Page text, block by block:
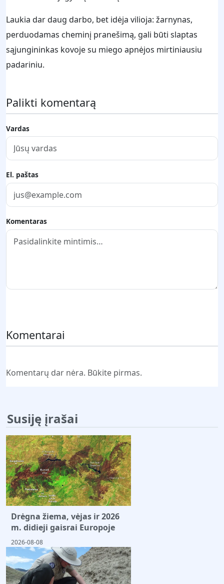
Laukia dar daug darbo, bet idėja vilioja: žarnynas,
perduodamas cheminį pranešimą, gali būti slaptas
sąjungininkas kovoje su miego apnėjos mirtiniausiu
padariniu.
Palikti komentarą
Vardas
El. paštas
Komentaras
Komentarai
Komentarų dar nėra. Būkite pirmas.
Susiję įrašai
Drėgna žiema, vėjas ir 2026
m. didieji gaisrai Europoje
2026-08-08